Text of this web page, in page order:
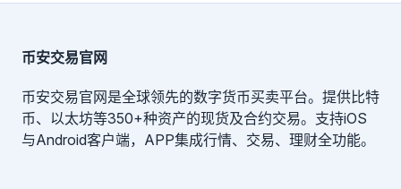
币安交易官网
币安交易官网是全球领先的数字货币买卖平台。提供比特
币、以太坊等350+种资产的现货及合约交易。支持iOS
与Android客户端，APP集成行情、交易、理财全功能。